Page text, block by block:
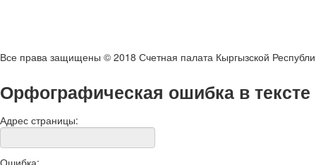
Все права защищены © 2018 Счетная палата Кыргызской
Орфографическая ошибка в тексте
Адрес страницы: